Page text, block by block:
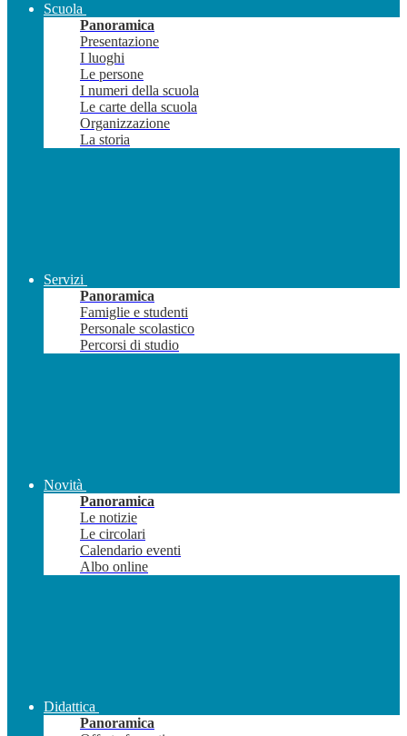
Scuola
Panoramica
Presentazione
I luoghi
Le persone
I numeri della scuola
Le carte della scuola
Organizzazione
La storia
Servizi
Panoramica
Famiglie e studenti
Personale scolastico
Percorsi di studio
Novità
Panoramica
Le notizie
Le circolari
Calendario eventi
Albo online
Didattica
Panoramica